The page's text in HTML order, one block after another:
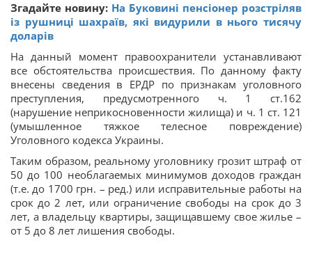
Згадайте новину: На Буковині пенсіонер розстріляв
із рушниці шахраїв, які видурили в нього тисячу
доларів
На данный момент правоохранители устанавливают
все обстоятельства происшествия. По данному факту
внесены сведения в ЕРДР по признакам уголовного
преступления, предусмотренного ч. 1 ст.162
(нарушение неприкосновенности жилища) и ч. 1 ст. 121
(умышленное тяжкое телесное повреждение)
Уголовного кодекса Украины.
Таким образом, реальному уголовнику грозит штраф от
50 до 100 необлагаемых минимумов доходов граждан
(т.е. до 1700 грн. – ред.) или исправительные работы на
срок до 2 лет, или ограничение свободы на срок до 3
лет, а владельцу квартиры, защищавшему свое жилье –
от 5 до 8 лет лишения свободы.